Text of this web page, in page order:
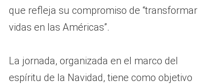
que refleja su compromiso de “transformar
vidas en las Américas”.
La jornada, organizada en el marco del
espíritu de la Navidad, tiene como objetivo